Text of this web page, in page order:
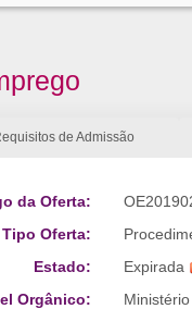
de Admissão
da Oferta:
Tipo Oferta:
Estado:
Expirada
Orgânico: